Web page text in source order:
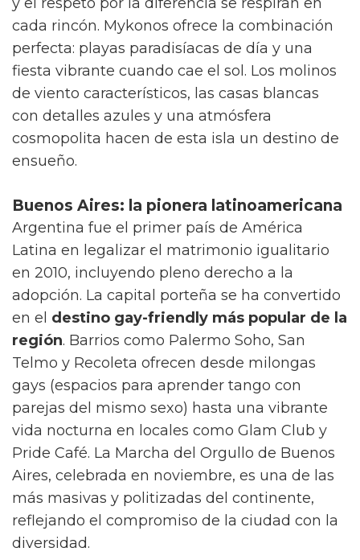
referente mundial de la cultura alternativa.
Barrios como Schöneberg y Kreuzberg
albergan unadiversidad incomparable de
espacios LGBT+, desde bares tradicionales
hasta clubes techno que funcionan
ininterrumpidamente durante todo el fin de
semana. Berlín no solo acepta la diferencia, la
celebra con una intensidad que pocas
Mykonos: el Saint-Tropez gay del
Mediterráneo
Esta isla griega se ha ganado el título del
"Saint-Tropez gay del Mediterráneo" por
méritos propios. Las playas icónicas de
Paradise Beach y Super Paradise son puntos
de encuentro internacional donde la libertad
y el respeto por la diferencia se respiran en
cada rincón. Mykonos ofrece la combinación
perfecta: playas paradisíacas de día y una
fiesta vibrante cuando cae el sol. Los molinos
de viento característicos, las casas blancas
con detalles azules y una atmósfera
cosmopolita hacen de esta isla un destino de
ensueño.